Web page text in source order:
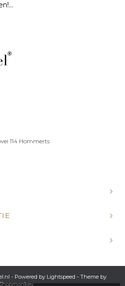
114 Hommerts
- Powered by Lightspeed - Theme by